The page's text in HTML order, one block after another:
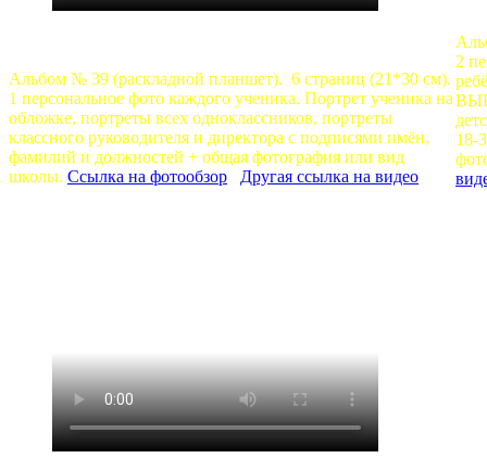
Альбом № 39 (раскладной планшет). 6 страниц (21*30 см).
1 персональное фото каждого ученика. Портрет ученика на
обложке, портреты всех одноклассников, портреты
классного руководителя и директора с подписями имён,
фамилий и должностей + общая фотография или вид
школы. Ссылка на фотообзор Другая ссылка на видео
2
18-